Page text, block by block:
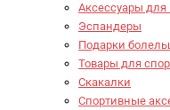
Аксессуары для
Эспандеры
Подарки
Товары для
Скакалки
Спортивные